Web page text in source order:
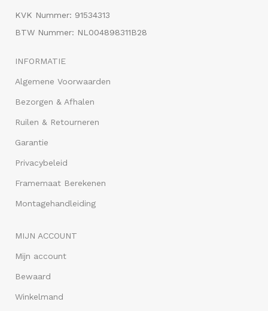
KVK Nummer: 91534313
BTW Nummer: NL004898311B28
INFORMATIE
Algemene Voorwaarden
Bezorgen & Afhalen
Ruilen & Retourneren
Garantie
Privacybeleid
Framemaat Berekenen
Montagehandleiding
MIJN ACCOUNT
Mijn account
Bewaard
Winkelmand